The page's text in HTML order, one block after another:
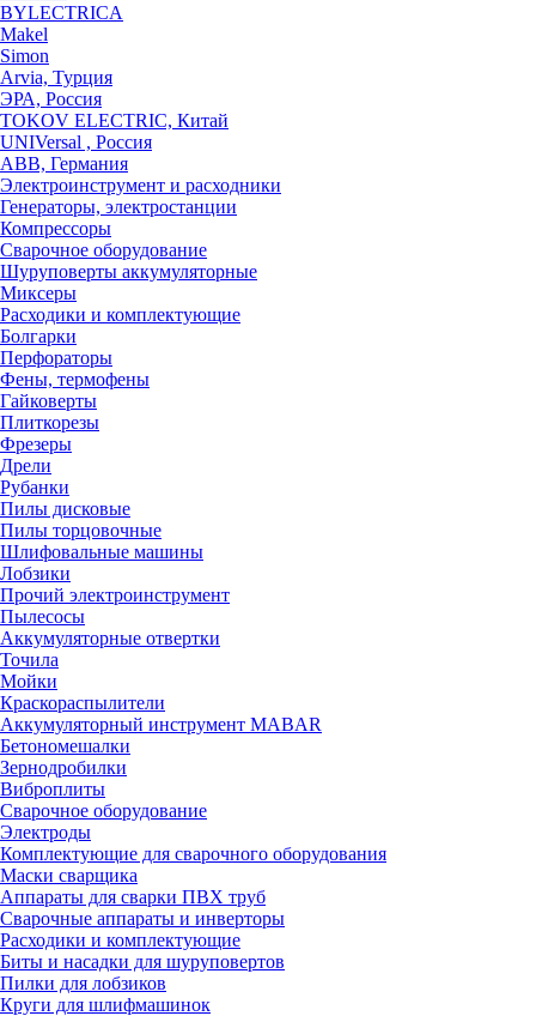
BYLECTRICA
Makel
Simon
Arvia, Турция
ЭРА, Россия
TOKOV ELECTRIC, Китай
UNIVersal , Россия
ABB, Германия
Электроинструмент и расходники
Генераторы, электростанции
Компрессоры
Сварочное оборудование
Шуруповерты аккумуляторные
Миксеры
Расходики и комплектующие
Болгарки
Перфораторы
Фены, термофены
Гайковерты
Плиткорезы
Фрезеры
Дрели
Рубанки
Пилы дисковые
Пилы торцовочные
Шлифовальные машины
Лобзики
Прочий электроинструмент
Пылесосы
Аккумуляторные отвертки
Точила
Мойки
Краскораспылители
Аккумуляторный инструмент MABAR
Бетономешалки
Зернодробилки
Виброплиты
Сварочное оборудование
Электроды
Комплектующие для сварочного оборудования
Маски сварщика
Аппараты для сварки ПВХ труб
Сварочные аппараты и инверторы
Расходики и комплектующие
Биты и насадки для шуруповертов
Пилки для лобзиков
Круги для шлифмашинок